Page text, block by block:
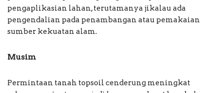
pengaplikasian lahan, terutamanya jikalau ada
pengendalian pada penambangan atau pemakaian
sumber kekuatan alam.
Musim
Permintaan tanah topsoil cenderung meningkat